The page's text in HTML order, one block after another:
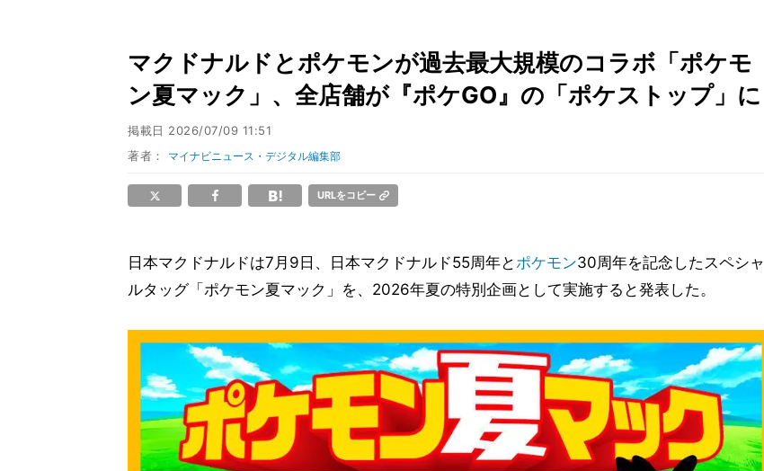
マクドナルドとポケモンが過去最大規模のコラボ「ポケモ
ン夏マック」、全店舗が『ポケGO』の「ポケストップ」に
掲載日 2026/07/09 11:51
著者： マイナビニュース・デジタル編集部
URLをコピー
日本マクドナルドは7月9日、日本マクドナルド55周年とポケモン30周年を記念したスペシャ
ルタッグ「ポケモン夏マック」を、2026年夏の特別企画として実施すると発表した。